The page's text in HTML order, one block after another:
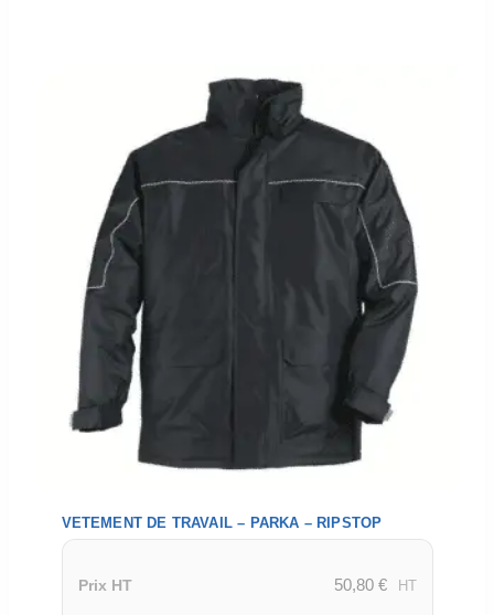
VETEMENT DE TRAVAIL – PARKA – RIPSTOP
Prix HT 50,80 € HT